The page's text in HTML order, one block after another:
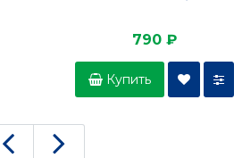
790 ₽
Купить